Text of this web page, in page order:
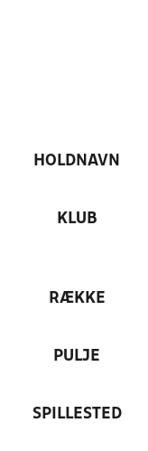
HOLDNAVN
KLUB
RÆKKE
PULJE
SPILLESTED